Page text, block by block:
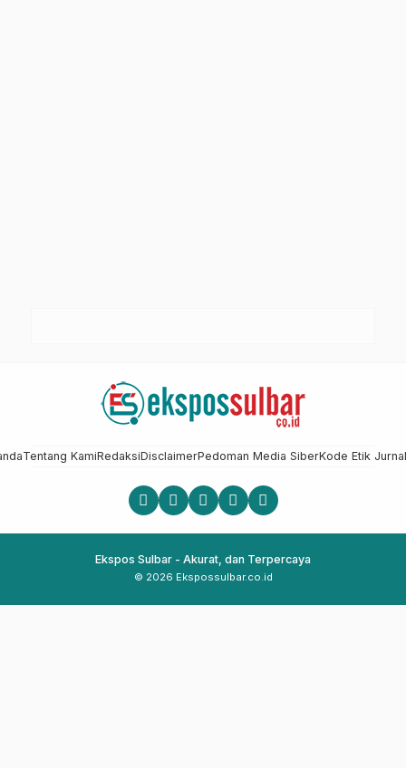
Tentang KamiRedaksiDisclaimerPedoman Media SiberKode Etik
Ekspos Sulbar - Akurat, dan Terpercaya
© 2026 Ekspossulbar.co.id